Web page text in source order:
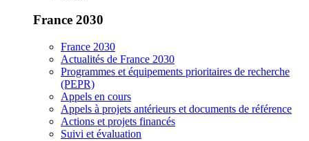
France 2030
France 2030
Actualités de France 2030
Programmes et équipements prioritaires de recherche
(PEPR)
Appels en cours
Appels à projets antérieurs et documents de référence
Actions et projets financés
Suivi et évaluation